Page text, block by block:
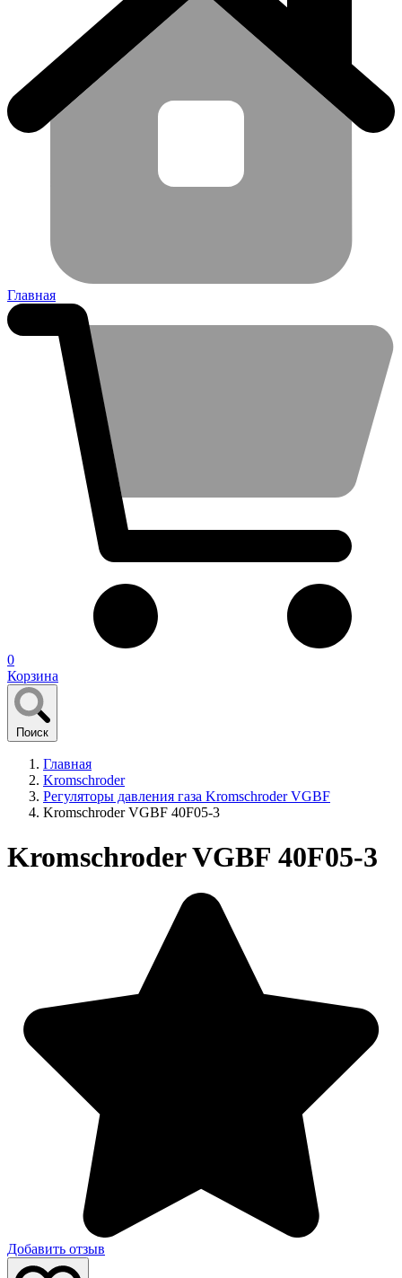
Главная
0
Корзина
Поиск
Главная
Kromschroder
Регуляторы давления газа Kromschroder VGBF
Kromschroder VGBF 40F05-3
Kromschroder VGBF 40F05-3
Добавить отзыв